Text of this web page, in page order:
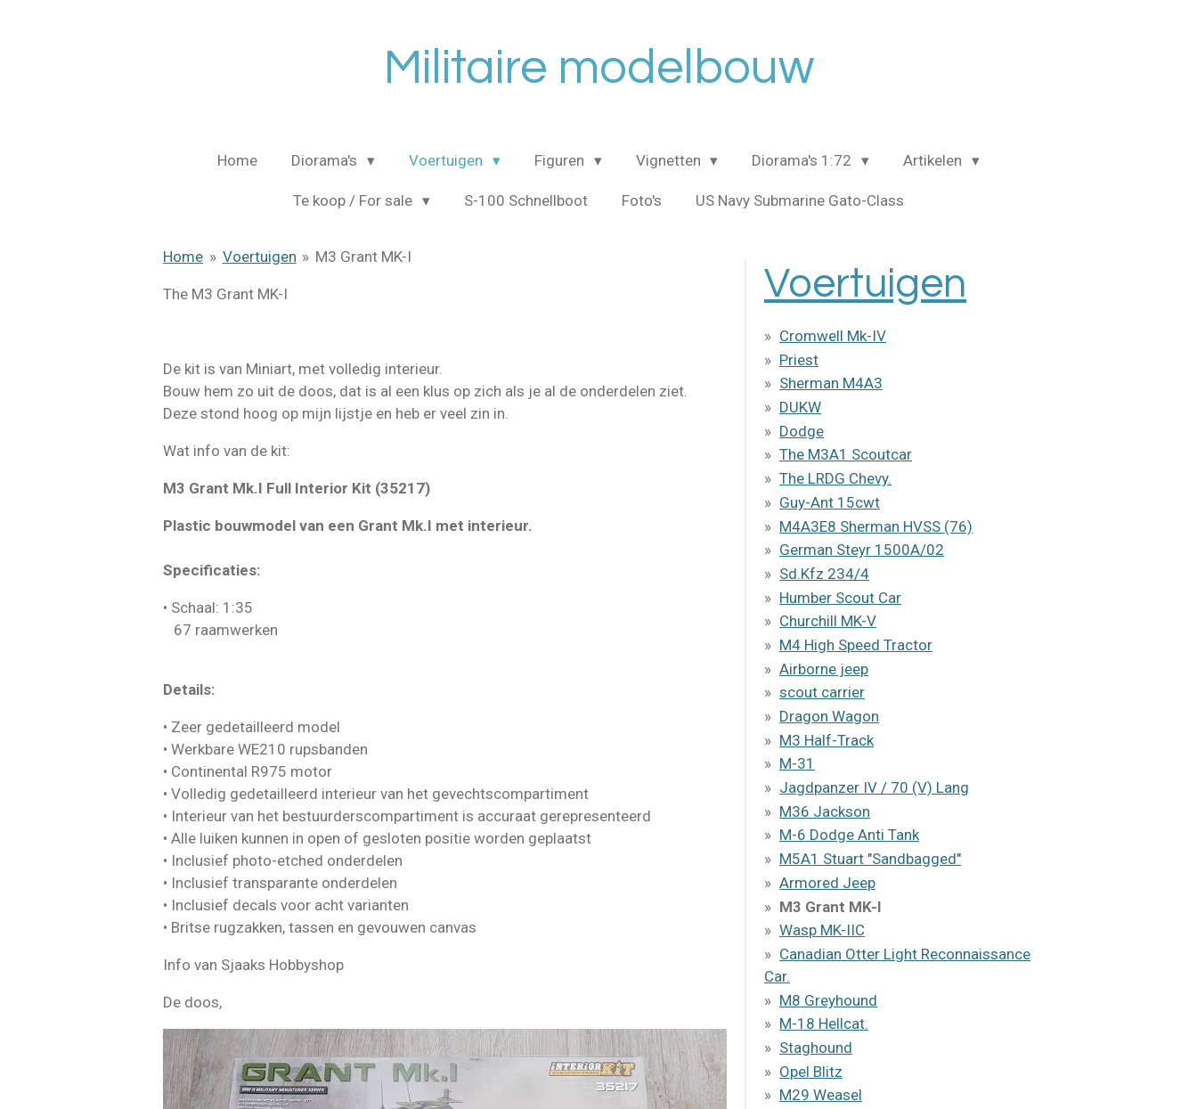
Militaire modelbouw
Home Diorama's Voertuigen Figuren Vignetten Diorama's 1:72 Artikelen
Te koop / For sale S-100 Schnellboot Foto's US Navy Submarine Gato-Class
Home » Voertuigen » M3 Grant MK-I
The M3 Grant MK-I
De kit is van Miniart, met volledig interieur.
Bouw hem zo uit de doos, dat is al een klus op zich als je al de onderdelen ziet.
Deze stond hoog op mijn lijstje en heb er veel zin in.
Wat info van de kit:
M3 Grant Mk.I Full Interior Kit (35217)
Plastic bouwmodel van een Grant Mk.I met interieur.
Specificaties:
• Schaal: 1:35
67 raamwerken
Details:
• Zeer gedetailleerd model
• Werkbare WE210 rupsbanden
• Continental R975 motor
• Volledig gedetailleerd interieur van het gevechtscompartiment
• Interieur van het bestuurderscompartiment is accuraat gerepresenteerd
• Alle luiken kunnen in open of gesloten positie worden geplaatst
• Inclusief photo-etched onderdelen
• Inclusief transparante onderdelen
• Inclusief decals voor acht varianten
• Britse rugzakken, tassen en gevouwen canvas
Info van Sjaaks Hobbyshop
De doos,
Voertuigen
Cromwell Mk-IV
Priest
Sherman M4A3
DUKW
Dodge
The M3A1 Scoutcar
The LRDG Chevy.
Guy-Ant 15cwt
M4A3E8 Sherman HVSS (76)
German Steyr 1500A/02
Sd.Kfz 234/4
Humber Scout Car
Churchill MK-V
M4 High Speed Tractor
Airborne jeep
scout carrier
Dragon Wagon
M3 Half-Track
M-31
Jagdpanzer IV / 70 (V) Lang
M36 Jackson
M-6 Dodge Anti Tank
M5A1 Stuart "Sandbagged"
Armored Jeep
M3 Grant MK-I
Wasp MK-IIC
Canadian Otter Light Reconnaissance
Car.
M8 Greyhound
M-18 Hellcat.
Staghound
Opel Blitz
M29 Weasel